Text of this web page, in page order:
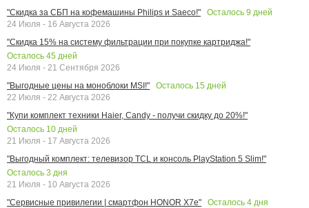
"Скидка за СБП на кофемашины Philips и Saeco!"
Осталось 9 дней
24 Июля - 16 Августа 2026
"Скидка 15% на систему фильтрации при покупке картриджа!"
Осталось 45 дней
24 Июля - 21 Сентября 2026
"Выгодные цены на моноблоки MSI!"
Осталось 15 дней
22 Июля - 22 Августа 2026
"Купи комплект техники Haier, Candy - получи скидку до 20%!"
Осталось 10 дней
21 Июля - 17 Августа 2026
"Выгодный комплект: телевизор TCL и консоль PlayStation 5 Slim!"
Осталось 3 дня
21 Июля - 10 Августа 2026
"Сервисные привилегии | смартфон HONOR X7e"
Осталось 4 дня